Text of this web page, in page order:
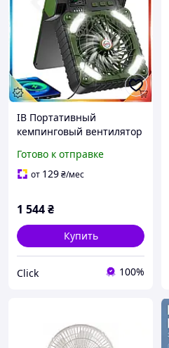
ІВ Портативный
кемпинговый вентилятор
солнечной батареей для
отдыха на природе
Готово к отправке
от 129₴/мес
1 544₴
Купить
Click 100%